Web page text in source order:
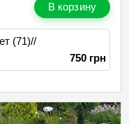
В корзину
(71)//
750 грн